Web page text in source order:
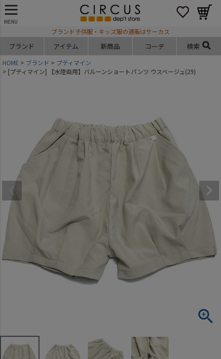
MENU
ブランド子供服・キッズ服の通販はサーカス
ブランド アイテム 新商品 コーデ 検索
HOME ブランド
プティマイン
[プティマイン] 【水陸両用】バルーンショートパンツ ウスベージュ(29)